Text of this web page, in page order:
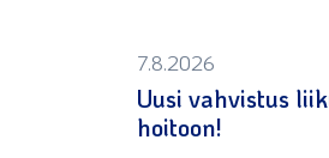
7.8.2026
Uusi vahvistus
hoitoon!